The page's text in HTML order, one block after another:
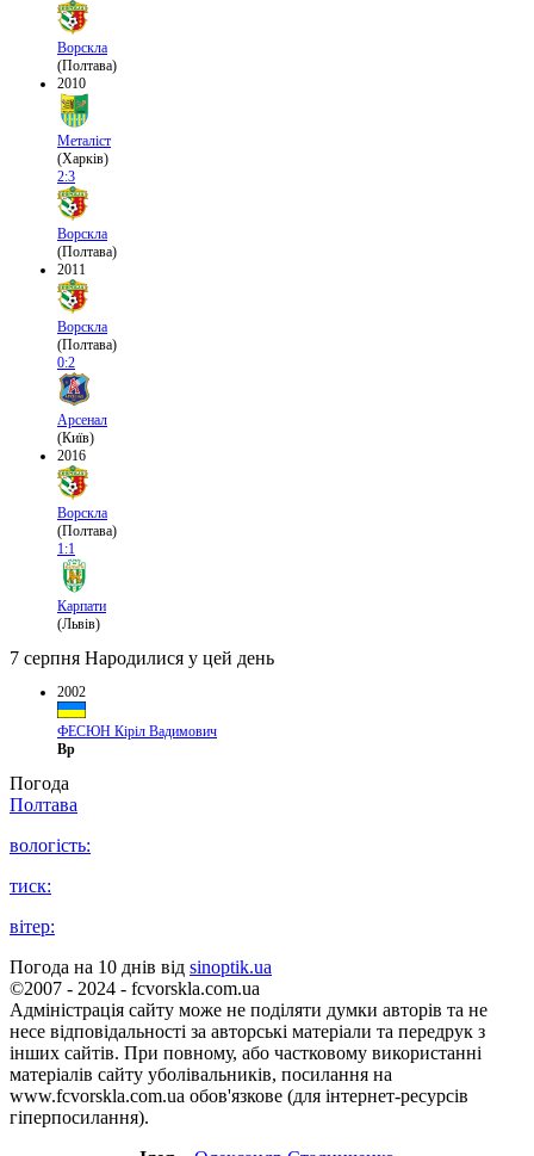
Ворскла
(Полтава)
2010
Металіст
(Харків)
2:3
Ворскла
(Полтава)
2011
Ворскла
(Полтава)
0:2
Арсенал
(Київ)
2016
Ворскла
(Полтава)
1:1
Карпати
(Львів)
7 серпня Народилися у цей день
2002
ФЕСЮН Кіріл Вадимович
Вр
Погода
Полтава
вологість:
тиск:
вітер:
Погода на 10 днів від sinoptik.ua
©2007 - 2024 - fcvorskla.com.ua
Адміністрація сайту може не поділяти думки авторів та не
несе відповідальності за авторські матеріали та передрук з
інших сайтів. При повному, або частковому використанні
матеріалів сайту уболівальників, посилання на
www.fcvorskla.com.ua обов'язкове (для інтернет-ресурсів
гіперпосилання).